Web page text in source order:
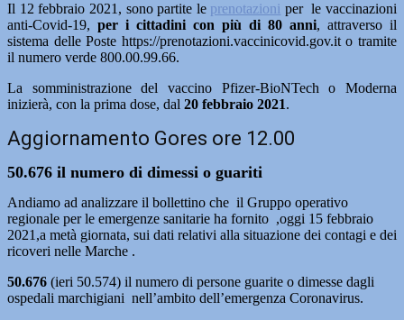
Il 12 febbraio 2021, sono partite le prenotazioni per le vaccinazioni
anti-Covid-19, per i cittadini con più di 80 anni, attraverso il
sistema delle Poste https://prenotazioni.vaccinicovid.gov.it o tramite
il numero verde 800.00.99.66.
La somministrazione del vaccino Pfizer-BioNTech o Moderna
inizierà, con la prima dose, dal 20 febbraio 2021.
Aggiornamento Gores ore 12.00
50.676 il numero di dimessi o guariti
Andiamo ad analizzare il bollettino che il Gruppo operativo
regionale per le emergenze sanitarie ha fornito ,oggi 15 febbraio
2021,a metà giornata, sui dati relativi alla situazione dei contagi e dei
ricoveri nelle Marche .
50.676 (ieri 50.574) il numero di persone guarite o dimesse dagli
ospedali marchigiani nell’ambito dell’emergenza Coronavirus.